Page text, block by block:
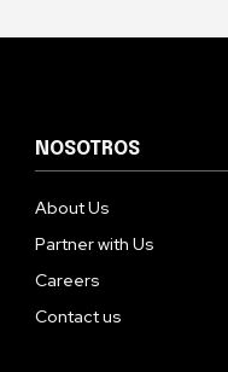
NOSOTROS
About Us
Partner with Us
Careers
Contact us